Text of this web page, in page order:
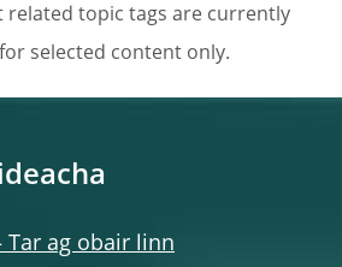
related topic tags are currently
selected content only.
Tar ag obair linn